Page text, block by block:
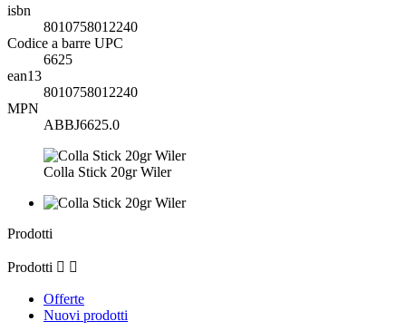
isbn
8010758012240
Codice a barre UPC
6625
ean13
8010758012240
MPN
ABBJ6625.0
Colla Stick 20gr Wiler
Prodotti
Prodotti  
Offerte
Nuovi prodotti